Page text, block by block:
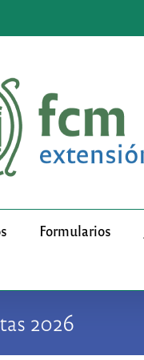
Formularios
2026